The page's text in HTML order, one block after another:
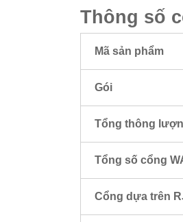
Thông số
Mã sản phẩm
Gói
Tổng thông
Tổng số cổng
Cổng dựa trên